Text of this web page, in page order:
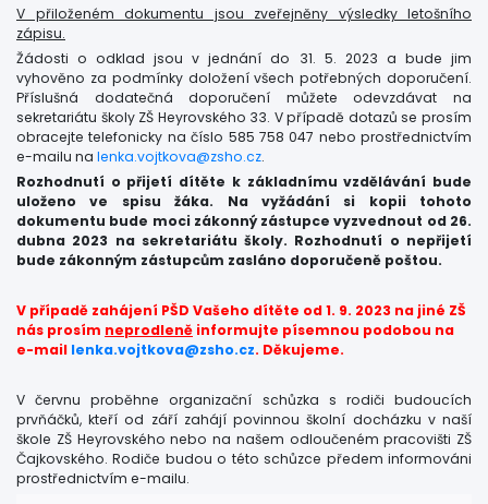
V přiloženém dokumentu jsou zveřejněny výsledky letošního
zápisu.
Žádosti o odklad jsou v jednání do 31. 5. 2023 a bude jim
vyhověno za podmínky doložení všech potřebných doporučení.
Příslušná dodatečná doporučení můžete odevzdávat na
sekretariátu školy ZŠ Heyrovského 33. V případě dotazů se prosím
obracejte telefonicky na číslo 585 758 047 nebo prostřednictvím
e-mailu na lenka.vojtkova@zsho.cz.
Rozhodnutí o přijetí dítěte k základnímu vzdělávání bude
uloženo ve spisu žáka. Na vyžádání si kopii tohoto
dokumentu bude moci zákonný zástupce vyzvednout od 26.
dubna 2023 na sekretariátu školy. Rozhodnutí o nepřijetí
bude zákonným zástupcům zasláno doporučeně poštou.
V případě zahájení PŠD Vašeho dítěte od 1. 9. 2023 na jiné ZŠ
nás prosím neprodleně informujte písemnou podobou na
e-mail lenka.vojtkova@zsho.cz. Děkujeme.
V červnu proběhne organizační schůzka s rodiči budoucích
prvňáčků, kteří od září zahájí povinnou školní docházku v naší
škole ZŠ Heyrovského nebo na našem odloučeném pracovišti ZŠ
Čajkovského. Rodiče budou o této schůzce předem informováni
prostřednictvím e-mailu.